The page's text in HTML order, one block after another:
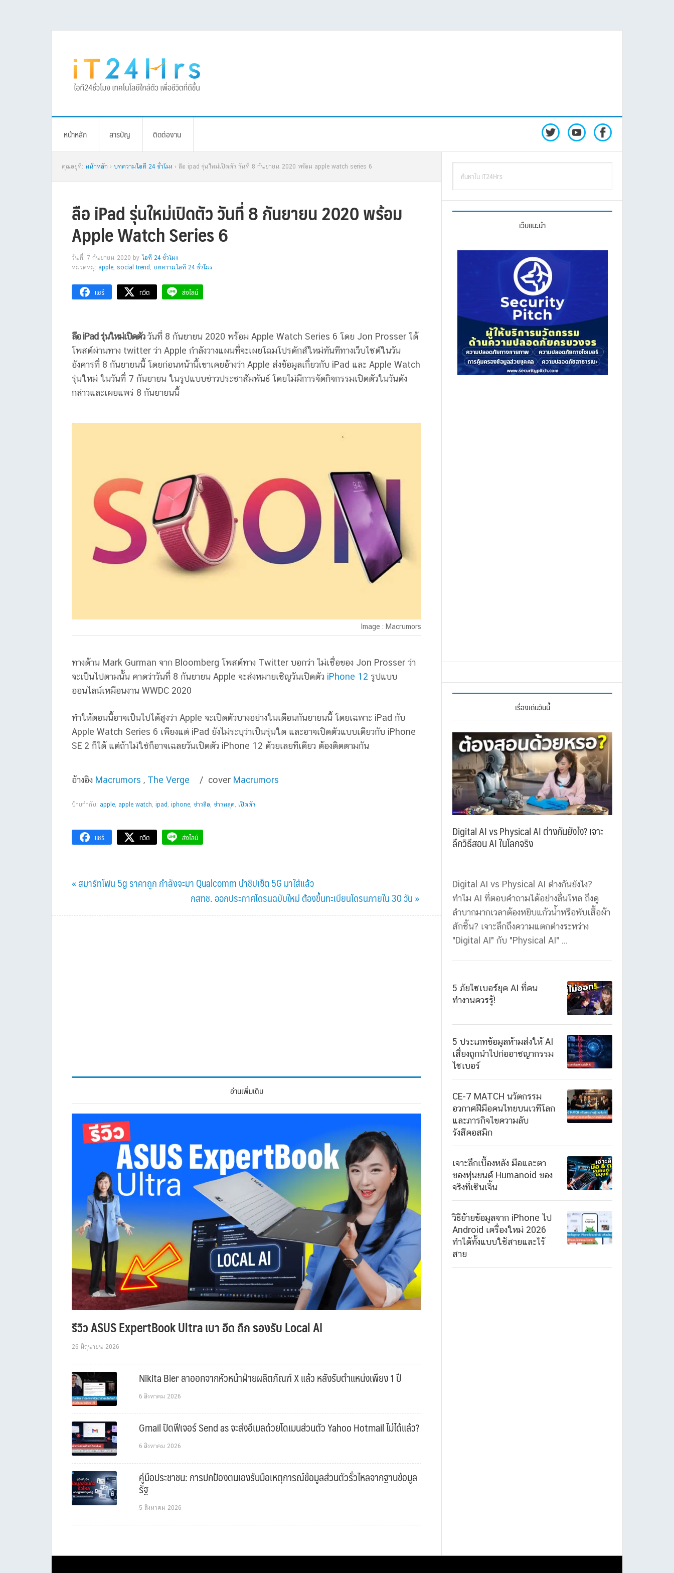
หน้าหลัก สารบัญ ติดต่องาน
คุณอยู่ที่: หน้าหลัก › บทความไอที 24 ชั่วโมง › ลือ ipad รุ่นใหม่เปิดตัว วันที่ 8 กันยายน 2020 พร้อม apple watch series 6
ลือ iPad รุ่นใหม่เปิดตัว วันที่ 8 กันยายน 2020 พร้อม
Apple Watch Series 6
วันที่: 7 กันยายน 2020 by ไอที 24 ชั่วโมง
หมวดหมู่: apple, social trend , บทความไอที 24 ชั่วโมง
แชร์ ทวีต ส่งไลน์
ลือ iPad รุ่นใหม่เปิดตัววันที่ 8 กันยายน 2020 พร้อม Apple Watch Series 6 โดย Jon Prosser ได้
โพสต์ผ่านทาง twitter ว่า Apple กำลังวางแผนที่จะเผยโฉมโปรดักส์ใหม่ทันทีทางเว็บไซต์ในวัน
อังคารที่ 8 กันยายนนี้ โดยก่อนหน้านี้เขาเคยอ้างว่า Apple ส่งข้อมูลเกี่ยวกับ iPad และ Apple Watch
รุ่นใหม่ ในวันที่ 7 กันยายน ในรูปแบบข่าวประชาสัมพันธ์ โดยไม่มีการจัดกิจกรรมเปิดตัวในวันดัง
กล่าวและเผยแพร่ 8 กันยายนนี้
Image : Macrumors
ทางด้าน Mark Gurman จาก Bloomberg โพสต์ทาง Twitter บอกว่า ไม่เชื่อของ Jon Prosser ว่า
จะเป็นไปตามนั้น คาดว่าวันที่ 8 กันยายน Apple จะส่งหมายเชิญวันเปิดตัว iPhone 12 รูปแบบ
ออนไลน์เหมือนงาน WWDC 2020
ทำให้ตอนนี้อาจเป็นไปได้สูงว่า Apple จะเปิดตัวบางอย่างในเดือนกันยายนนี้ โดยเฉพาะ iPad กับ
Apple Watch Series 6 เพียงแต่ iPad ยังไม่ระบุว่าเป็นรุ่นใด และอาจเปิดตัวแบบเดียวกับ iPhone
SE 2 ก็ได้ แต่ถ้าไม่ใช่ก็อาจเฉลยวันเปิดตัว iPhone 12 ด้วยเลยทีเดียว ต้องติดตามกัน
อ้างอิง Macrumors , The Verge / cover Macrumors
ป้ายกำกับ: apple, apple watch, ipad , iphone, ข่าวลือ, ข่าวหลุด, เปิดตัว
แชร์ ทวีต ส่งไลน์
Previous
« สมาร์ทโฟน 5g ราคาถูก กำลังจะมา Qualcomm นำชิปเซ็ต 5G มาใส่แล้ว
Next
Post:
กสทช. ออกประกาศโดรนฉบับใหม่ ต้องขึ้นทะเบียนโดรนภายใน 30 วัน »
อ่านเพิ่มเติม
รีวิว ASUS ExpertBook Ultra เบา อึด ถึก รองรับ Local AI
26 มิถุนายน 2026
Nikita Bier ลาออกจากหัวหน้าฝ่ายผลิตภัณฑ์ X แล้ว หลังรับตำแหน่งเพียง 1 ปี
6 สิงหาคม 2026
Gmail ปิดฟีเจอร์ Send as จะส่งอีเมลด้วยโดเมนส่วนตัว Yahoo Hotmail ไม่ได้แล้ว?
6 สิงหาคม 2026
คู่มือประชาชน: การปกป้องตนเองรับมือเหตุการณ์ข้อมูลส่วนตัวรั่วไหลจากฐานข้อมูล
รัฐ
5 สิงหาคม 2026
Primary
Sidebar
iT24Hrs
เว็บแนะนำ
เรื่องเด่นวันนี้
Digital AI vs Physical AI ต่างกันยังไง? เจาะ
ลึกวิธีสอน AI ในโลกจริง
Digital AI vs Physical AI ต่างกันยังไง?
ทำไม AI ที่ตอบคำถามได้อย่างลื่นไหล ถึงดู
ลำบากมากเวลาต้องหยิบแก้วน้ำหรือพับเสื้อผ้า
สักชิ้น? เจาะลึกถึงความแตกต่างระหว่าง
"Digital AI" กับ "Physical AI" ...
5 ภัยไซเบอร์ยุค AI ที่คน
ทำงานควรรู้!
5 ประเภทข้อมูลห้ามส่งให้ AI
เสี่ยงถูกนำไปก่ออาชญากรรม
ไซเบอร์
CE-7 MATCH นวัตกรรม
อวกาศฝีมือคนไทยบนเวทีโลก
และภารกิจไขความลับ
รังสีคอสมิก
เจาะลึกเบื้องหลัง มือและตา
ของหุ่นยนต์ Humanoid ของ
จริงที่เซินเจิ้น
วิธีย้ายข้อมูลจาก iPhone ไป
Android เครื่องใหม่ 2026
ทำได้ทั้งแบบใช้สายและไร้
สาย